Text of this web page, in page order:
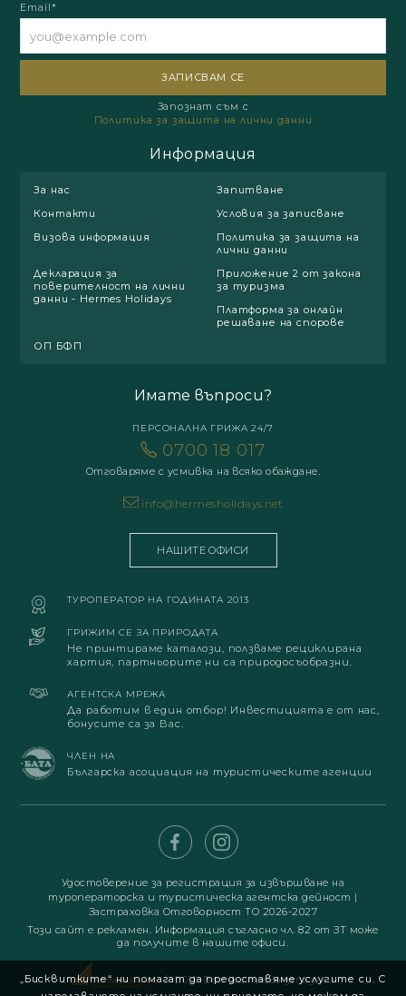
Email*
Запознат съм с
Политика за защита на лични данни
Информация
За нас
Запитване
Контакти
Условия за записване
Визова информация
Политика за защита на
лични данни
Декларация за
поверителност на лични
данни - Hermes Holidays
Приложение 2 от закона
за туризма
Платформа за онлайн
решаване на спорове
ОП БФП
Имате въпроси?
ПЕРСОНАЛНА ГРИЖА 24/7
0700 18 017
Отговаряме с усмивка на всяко обаждане.
info@hermesholidays.net
НАШИТЕ ОФИСИ
ТУРОПЕРАТОР НА ГОДИНАТА 2013
ГРИЖИМ СЕ ЗА ПРИРОДАТА
Не принтираме каталози, ползваме рециклирана
хартия, партньорите ни са природосъобразни.
АГЕНТСКА МРЕЖА
Да работим в един отбор! Инвестицията е от нас,
бонусите са за Вас.
ЧЛЕН НА
Българска асоциация на туристическите агенции
Удостоверение за регистрация за извършване на
туроператорска и туристическа агентска дейност |
Застраховка Отговорност ТО 2026-2027
Този сайт е рекламен. Информация съгласно чл. 82 от ЗТ може
да получите в нашите офиси.
© 2019. Всички права запазени
„Бисквитките“ ни помагат да предоставяме услугите си. С